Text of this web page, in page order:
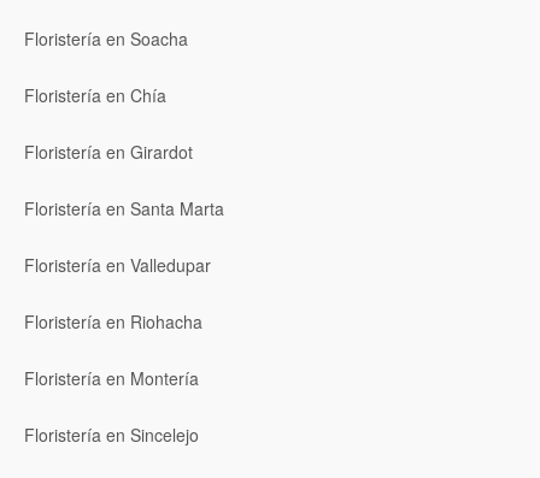
Floristería en Soacha
Floristería en Chía
Floristería en Girardot
Floristería en Santa Marta
Floristería en Valledupar
Floristería en Riohacha
Floristería en Montería
Floristería en Sincelejo